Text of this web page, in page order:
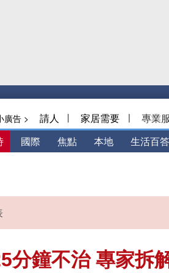
廣告 > 請人 | 家居需要 | 專業
國際 焦點 本地 生活百答
分鐘不治 專家拆